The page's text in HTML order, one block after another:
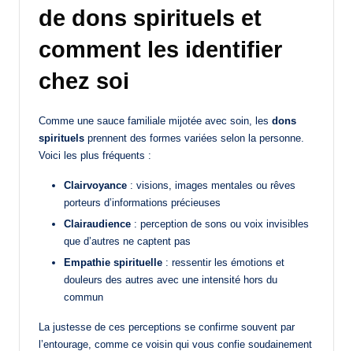
de dons spirituels et
comment les identifier
chez soi
Comme une sauce familiale mijotée avec soin, les dons
spirituels prennent des formes variées selon la personne.
Voici les plus fréquents :
Clairvoyance : visions, images mentales ou rêves
porteurs d’informations précieuses
Clairaudience : perception de sons ou voix invisibles
que d’autres ne captent pas
Empathie spirituelle : ressentir les émotions et
douleurs des autres avec une intensité hors du
commun
La justesse de ces perceptions se confirme souvent par
l’entourage, comme ce voisin qui vous confie soudainement